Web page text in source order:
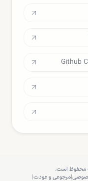
محفوظ است.
|مرجوعی و عودت|